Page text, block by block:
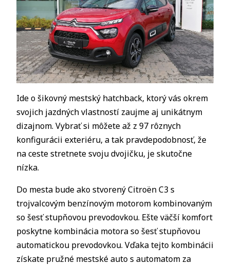
Ide o šikovný mestský hatchback, ktorý vás okrem
svojich jazdných vlastností zaujme aj unikátnym
dizajnom. Vybrať si môžete až z 97 rôznych
konfigurácii exteriéru, a tak pravdepodobnosť, že
na ceste stretnete svoju dvojičku, je skutočne
nízka.
Do mesta bude ako stvorený Citroën C3 s
trojvalcovým benzínovým motorom kombinovaným
so šesť stupňovou prevodovkou. Ešte väčší komfort
poskytne kombinácia motora so šesť stupňovou
automatickou prevodovkou. Vďaka tejto kombinácii
získate pružné mestské auto s automatom za